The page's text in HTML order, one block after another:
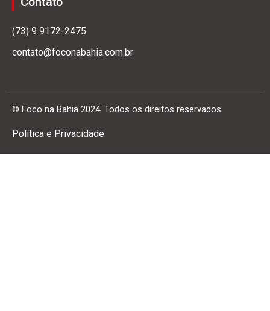
(73) 9 9172-2475
contato@foconabahia.com.br
© Foco na Bahia 2024. Todos os direitos reservados
Política e Privacidade